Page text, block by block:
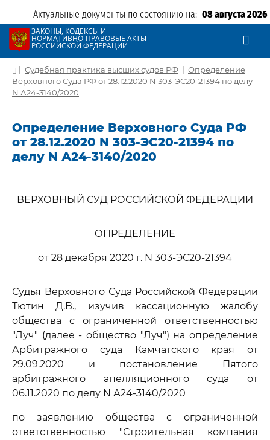
Актуальные документы по состоянию на: 08 августа 2026
ЗАКОНЫ, КОДЕКСЫ И
НОРМАТИВНО-ПРАВОВЫЕ АКТЫ
РОССИЙСКОЙ ФЕДЕРАЦИИ
| Судебная практика высших судов РФ | Определение
Верховного Суда РФ от 28.12.2020 N 303-ЭС20-21394 по делу
N А24-3140/2020
Определение Верховного Суда РФ
от 28.12.2020 N 303-ЭС20-21394 по
делу N А24-3140/2020
ВЕРХОВНЫЙ СУД РОССИЙСКОЙ ФЕДЕРАЦИИ
ОПРЕДЕЛЕНИЕ
от 28 декабря 2020 г. N 303-ЭС20-21394
Судья Верховного Суда Российской Федерации
Тютин Д.В., изучив кассационную жалобу
общества с ограниченной ответственностью
"Луч" (далее - общество "Луч") на определение
Арбитражного суда Камчатского края от
29.09.2020 и постановление Пятого
арбитражного апелляционного суда от
06.11.2020 по делу N А24-3140/2020
по заявлению общества с ограниченной
ответственностью "Строительная компания